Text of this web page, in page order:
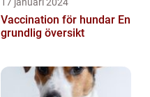
Vaccination för hundar En
grundlig översikt